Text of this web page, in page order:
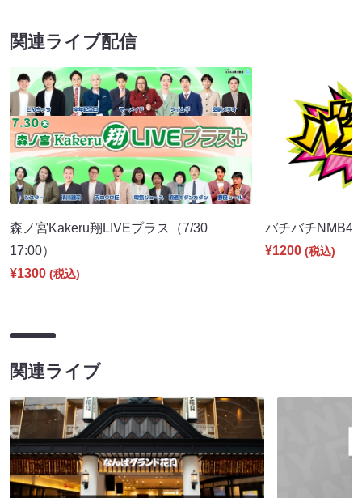
関連ライブ配信
森ノ宮Kakeru翔LIVEプラス（7/30
17:00）
¥1300 (税込)
バチバチ
¥1200 (税込)
関連ライブ